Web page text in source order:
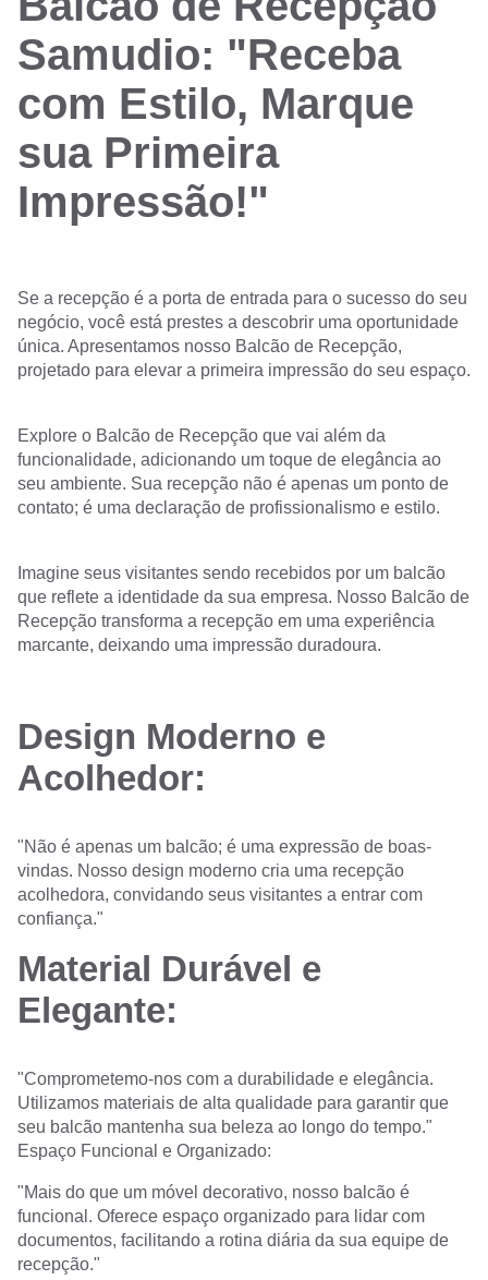
Samudio: "Receba
com Estilo, Marque
sua Primeira
Impressão!"
Se a recepção é a porta de entrada para o sucesso do seu
negócio, você está prestes a descobrir uma oportunidade
única. Apresentamos nosso Balcão de Recepção,
projetado para elevar a primeira impressão do seu espaço.
Explore o Balcão de Recepção que vai além da
funcionalidade, adicionando um toque de elegância ao
seu ambiente. Sua recepção não é apenas um ponto de
contato; é uma declaração de profissionalismo e estilo.
Imagine seus visitantes sendo recebidos por um balcão
que reflete a identidade da sua empresa. Nosso Balcão de
Recepção transforma a recepção em uma experiência
marcante, deixando uma impressão duradoura.
Design Moderno e
Acolhedor:
"Não é apenas um balcão; é uma expressão de boas-
vindas. Nosso design moderno cria uma recepção
acolhedora, convidando seus visitantes a entrar com
confiança."
Material Durável e
Elegante:
"Comprometemo-nos com a durabilidade e elegância.
Utilizamos materiais de alta qualidade para garantir que
seu balcão mantenha sua beleza ao longo do tempo."
Espaço Funcional e Organizado:
"Mais do que um móvel decorativo, nosso balcão é
funcional. Oferece espaço organizado para lidar com
documentos, facilitando a rotina diária da sua equipe de
recepção."